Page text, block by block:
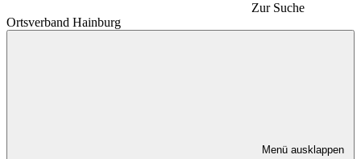
Zur Suche
Ortsverband Hainburg
Menü ausklappen